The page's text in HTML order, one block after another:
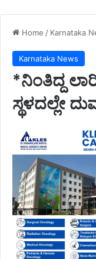
Home / Karnataka
Karnataka News
*ನಿಂತಿದ್ದ
ಸ್ಥಳದಲ್ಲೇ